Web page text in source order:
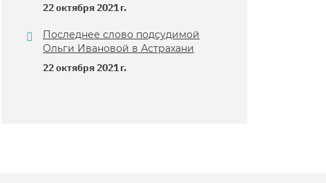
22 октября 2021 г.
Последнее слово подсудимой
Ольги Ивановой в Астрахани
22 октября 2021 г.